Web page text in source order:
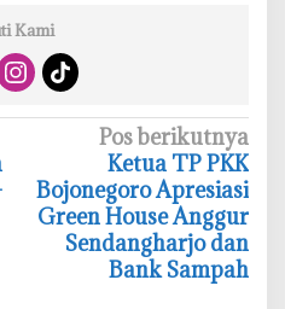
Kami
Pos berikutnya
‎Ketua TP PKK
Bojonegoro Apresiasi
Green House Anggur
Sendangharjo dan
Bank Sampah